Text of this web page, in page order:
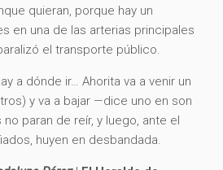
quieran, porque hay un
en una de las arterias principales
el transporte público.
a dónde ir… Ahorita va a venir un
y va a bajar —dice uno en son
paran de reír, y luego, ante el
huyen en desbandada.